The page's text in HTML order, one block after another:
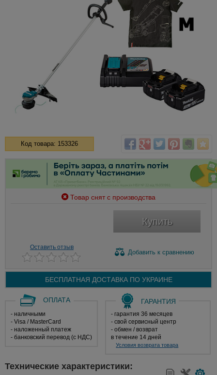
Код товара: 153326
Товар снят с производства
Купить
Оставить отзыв
Добавить к сравнению
БЕСПЛАТНАЯ ДОСТАВКА ПО УКРАИНЕ
ОПЛАТА
- наличными
- Visa / MasterCard
- наложенный платеж
- банковский перевод (с НДС)
ГАРАНТИЯ
- гарантия 36 месяцев
- свой сервисный центр
- обмен / возврат
в течение 14 дней
Условия возврата товара
Технические характеристики: